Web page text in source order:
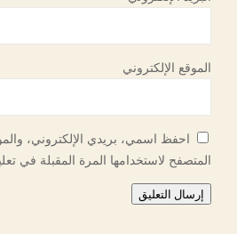
الموقع الإلكتروني
احفظ اسمي، بريدي الإلكتروني،
المتصفح لاستخدامها المرة المقبلة في
إرسال التعليق